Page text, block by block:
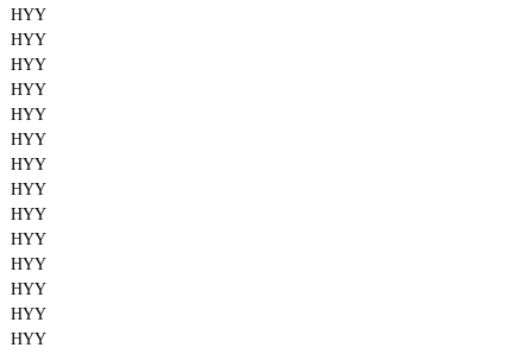
HYY
HYY
HYY
HYY
HYY
HYY
HYY
HYY
HYY
HYY
HYY
HYY
HYY
HYY